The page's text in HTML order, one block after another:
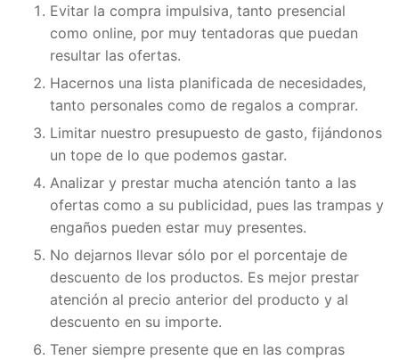
Evitar la compra impulsiva, tanto presencial
como online, por muy tentadoras que puedan
resultar las ofertas.
Hacernos una lista planificada de necesidades,
tanto personales como de regalos a comprar.
Limitar nuestro presupuesto de gasto, fijándonos
un tope de lo que podemos gastar.
Analizar y prestar mucha atención tanto a las
ofertas como a su publicidad, pues las trampas y
engaños pueden estar muy presentes.
No dejarnos llevar sólo por el porcentaje de
descuento de los productos. Es mejor prestar
atención al precio anterior del producto y al
descuento en su importe.
Tener siempre presente que en las compras